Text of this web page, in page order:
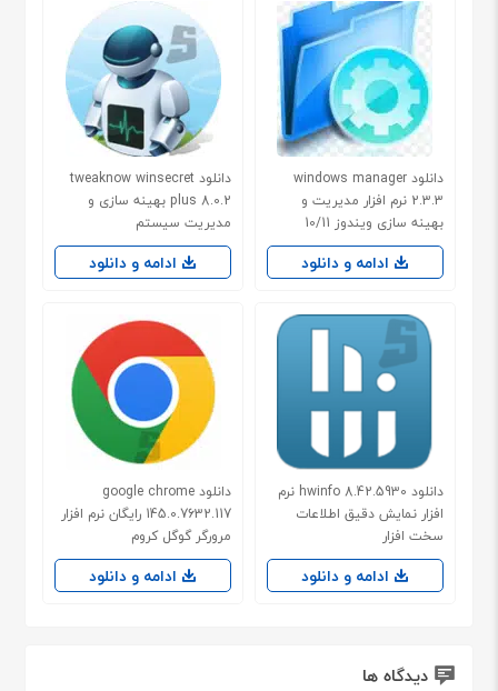
دانلود windows manager
2.3.3 نرم افزار مدیریت و
بهینه سازی ویندوز 10/11
ادامه و دانلود
دانلود tweaknow winsecret
plus 8.0.2 بهینه سازی و
مدیریت سیستم
ادامه و دانلود
دانلود hwinfo 8.42.5930 نرم
افزار نمایش دقیق اطلاعات
سخت افزار
ادامه و دانلود
دانلود google chrome
145.0.7632.117 رایگان نرم افزار
مرورگر گوگل کروم
ادامه و دانلود
دیدگاه ها